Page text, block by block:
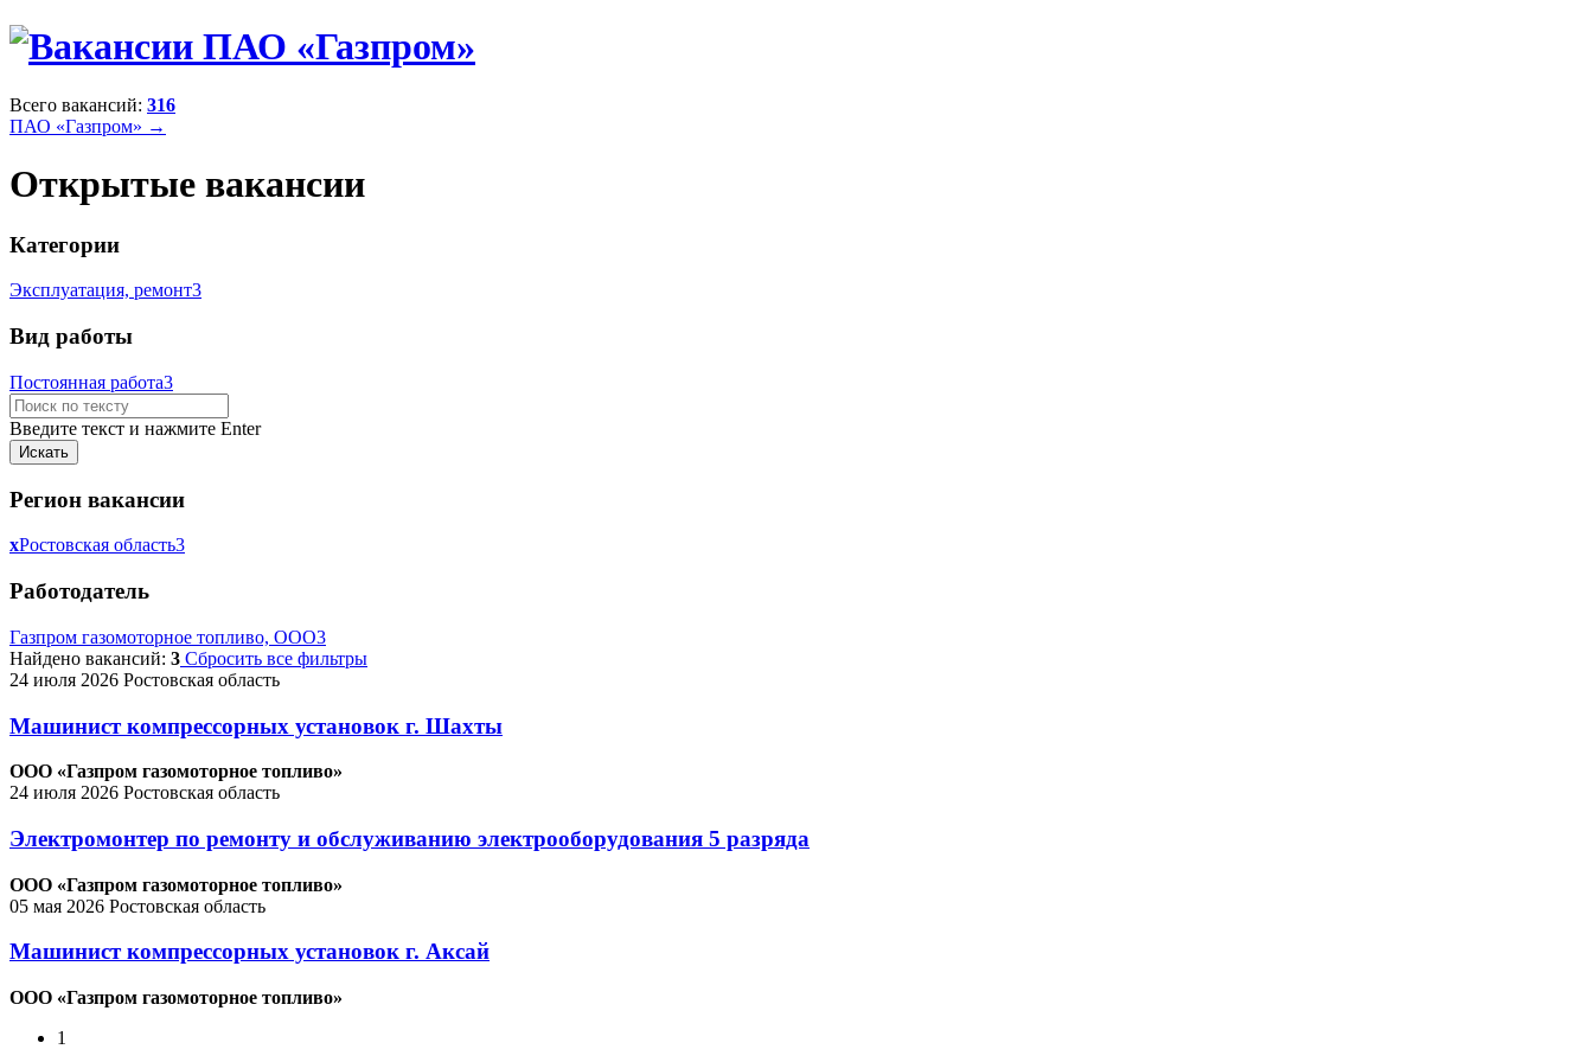
Всего вакансий: 316
ПАО «Газпром» →
Открытые вакансии
Категории
Эксплуатация, ремонт3
Вид работы
Постоянная работа3
Введите текст и нажмите Enter
Регион вакансии
xРостовская область3
Работодатель
Газпром газомоторное топливо, ООО3
Найдено вакансий: 3 Сбросить все фильтры
24 июля 2026 Ростовская область
Машинист компрессорных установок г. Шахты
ООО «Газпром газомоторное топливо»
24 июля 2026 Ростовская область
Электромонтер по ремонту и обслуживанию электрооборудования 5 разряда
ООО «Газпром газомоторное топливо»
05 мая 2026 Ростовская область
Машинист компрессорных установок г. Аксай
ООО «Газпром газомоторное топливо»
1